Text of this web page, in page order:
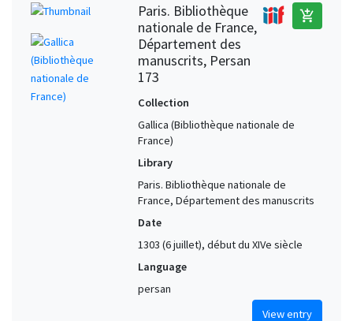
Paris. Bibliothèque
nationale de France,
Département des
manuscrits, Persan
173
add_shopping_cart
Collection
Gallica (Bibliothèque nationale de
France)
Library
Paris. Bibliothèque nationale de
France, Département des manuscrits
Date
1303 (6 juillet), début du XIVe siècle
Language
persan
View entry